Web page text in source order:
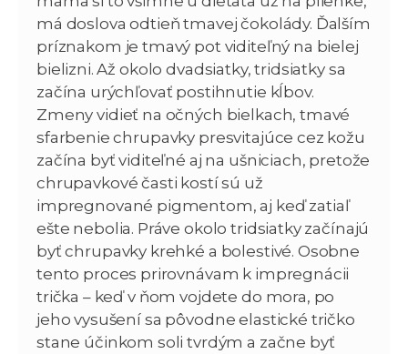
má doslova odtieň tmavej čokolády. Ďalším
príznakom je tmavý pot viditeľný na bielej
bielizni. Až okolo dvadsiatky, tridsiatky sa
začína urýchľovať postihnutie kĺbov.
Zmeny vidieť na očných bielkach, tmavé
sfarbenie chrupavky presvitajúce cez kožu
začína byť viditeľné aj na ušniciach, pretože
chrupavkové časti kostí sú už
impregnované pigmentom, aj keď zatiaľ
ešte nebolia. Práve okolo tridsiatky začínajú
byť chrupavky krehké a bolestivé. Osobne
tento proces prirovnávam k impregnácii
trička – keď v ňom vojdete do mora, po
jeho vysušení sa pôvodne elastické tričko
stane účinkom soli tvrdým a začne byť